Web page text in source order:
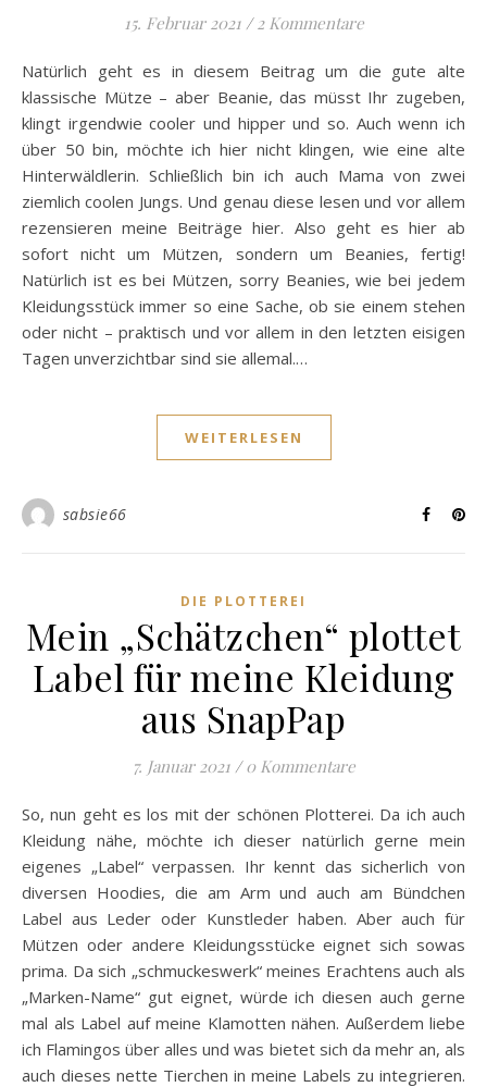
15. Februar 2021 / 2 Kommentare
Natürlich geht es in diesem Beitrag um die gute alte
klassische Mütze – aber Beanie, das müsst Ihr zugeben,
klingt irgendwie cooler und hipper und so. Auch wenn ich
über 50 bin, möchte ich hier nicht klingen, wie eine alte
Hinterwäldlerin. Schließlich bin ich auch Mama von zwei
ziemlich coolen Jungs. Und genau diese lesen und vor allem
rezensieren meine Beiträge hier. Also geht es hier ab
sofort nicht um Mützen, sondern um Beanies, fertig!
Natürlich ist es bei Mützen, sorry Beanies, wie bei jedem
Kleidungsstück immer so eine Sache, ob sie einem stehen
oder nicht – praktisch und vor allem in den letzten eisigen
Tagen unverzichtbar sind sie allemal.…
WEITERLESEN
sabsie66
DIE PLOTTEREI
Mein „Schätzchen“ plottet
Label für meine Kleidung
aus SnapPap
7. Januar 2021 / 0 Kommentare
So, nun geht es los mit der schönen Plotterei. Da ich auch
Kleidung nähe, möchte ich dieser natürlich gerne mein
eigenes „Label“ verpassen. Ihr kennt das sicherlich von
diversen Hoodies, die am Arm und auch am Bündchen
Label aus Leder oder Kunstleder haben. Aber auch für
Mützen oder andere Kleidungsstücke eignet sich sowas
prima. Da sich „schmuckeswerk“ meines Erachtens auch als
„Marken-Name“ gut eignet, würde ich diesen auch gerne
mal als Label auf meine Klamotten nähen. Außerdem liebe
ich Flamingos über alles und was bietet sich da mehr an, als
auch dieses nette Tierchen in meine Labels zu integrieren.